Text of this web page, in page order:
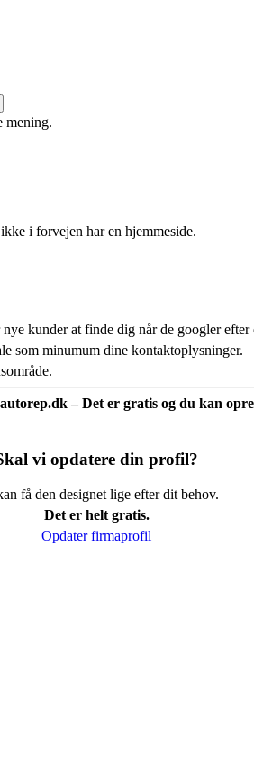
mening.
i forvejen har en hjemmeside.
kunder at finde dig når de googler
som minumum dine kontaktoplysninger.
– Det er gratis og du kan
vi opdatere din profil?
få den designet lige efter dit behov.
Det er helt gratis.
Opdater firmaprofil